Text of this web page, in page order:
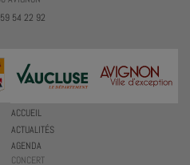
54 22 92
ACCUEIL
ACTUALITÉS
AGENDA
CONCERT